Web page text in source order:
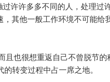
许许多多不同的人，处理过
其他一般工作环境不可能给
且也很想重返自己不曾脱节
转变过程中占一席之地。